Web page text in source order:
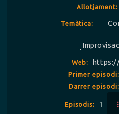
Allotjament:
Temàtica:
Web:
Primer episodi:
Darrer episodi:
Episodis: 1